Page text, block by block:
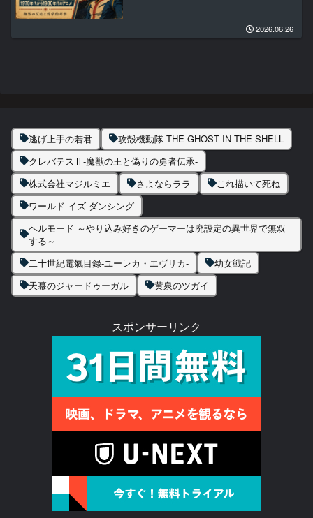
2026.06.26
逃げ上手の若君
攻殻機動隊 THE GHOST IN THE SHELL
クレバテスⅡ-魔獣の王と偽りの勇者伝承-
株式会社マジルミエ
さよならララ
これ描いて死ね
ワールド イズ ダンシング
ヘルモード ～やり込み好きのゲーマーは廃設定の異世界で無双
する～
二十世紀電氣目録-ユーレカ・エヴリカ-
幼女戦記
天幕のジャードゥーガル
黄泉のツガイ
スポンサーリンク